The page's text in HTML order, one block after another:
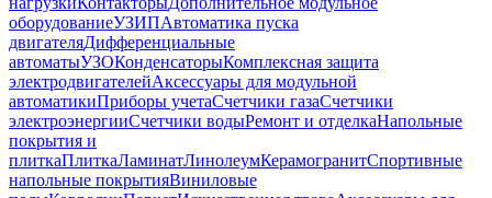
оборудованиеУЗИПАвтоматика пуска
двигателяДифференциальные
автоматыУЗОКонденсаторыКомплексная защита
электродвигателейАксессуары для модульной
автоматикиПриборы учетаСчетчики газаСчетчики
электроэнергииСчетчики водыРемонт и отделкаНапольные
покрытия и
плиткаПлиткаЛаминатЛинолеумКерамогранитСпортивные
напольные покрытияВиниловые